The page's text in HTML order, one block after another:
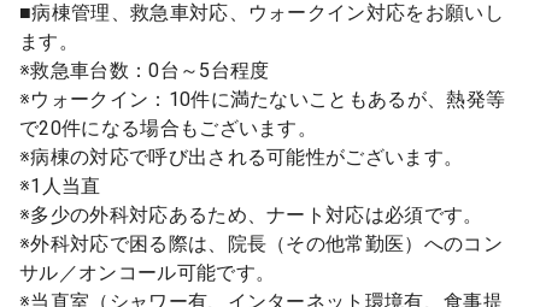
■病棟管理、救急車対応、ウォークイン対応をお願いし
ます。
※救急車台数：0台～5台程度
※ウォークイン：10件に満たないこともあるが、熱発等
で20件になる場合もございます。
※病棟の対応で呼び出される可能性がございます。
※1人当直
※多少の外科対応あるため、ナート対応は必須です。
※外科対応で困る際は、院⾧（その他常勤医）へのコン
サル／オンコール可能です。
※当直室（シャワー有、インターネット環境有、食事提